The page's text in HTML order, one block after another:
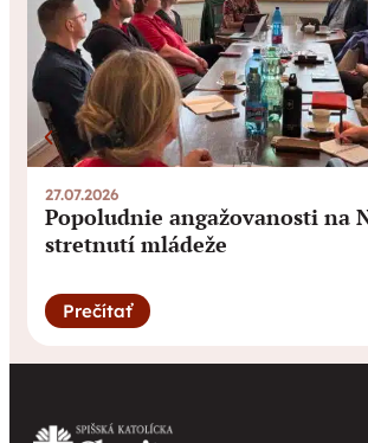
27.07.2026
Popoludnie angažovanosti na
stretnutí mládeže
Prečítať